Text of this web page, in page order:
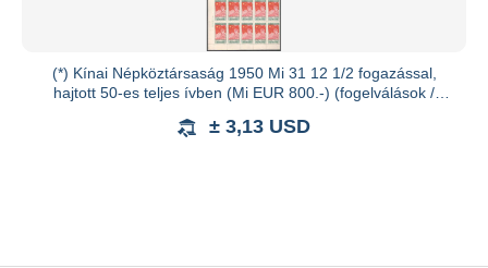
(*) Kínai Népköztársaság 1950 Mi 31 12 1/2 fogazással,
hajtott 50-es teljes ívben (Mi EUR 800.-) (fogelválások /
± 3,13 USD